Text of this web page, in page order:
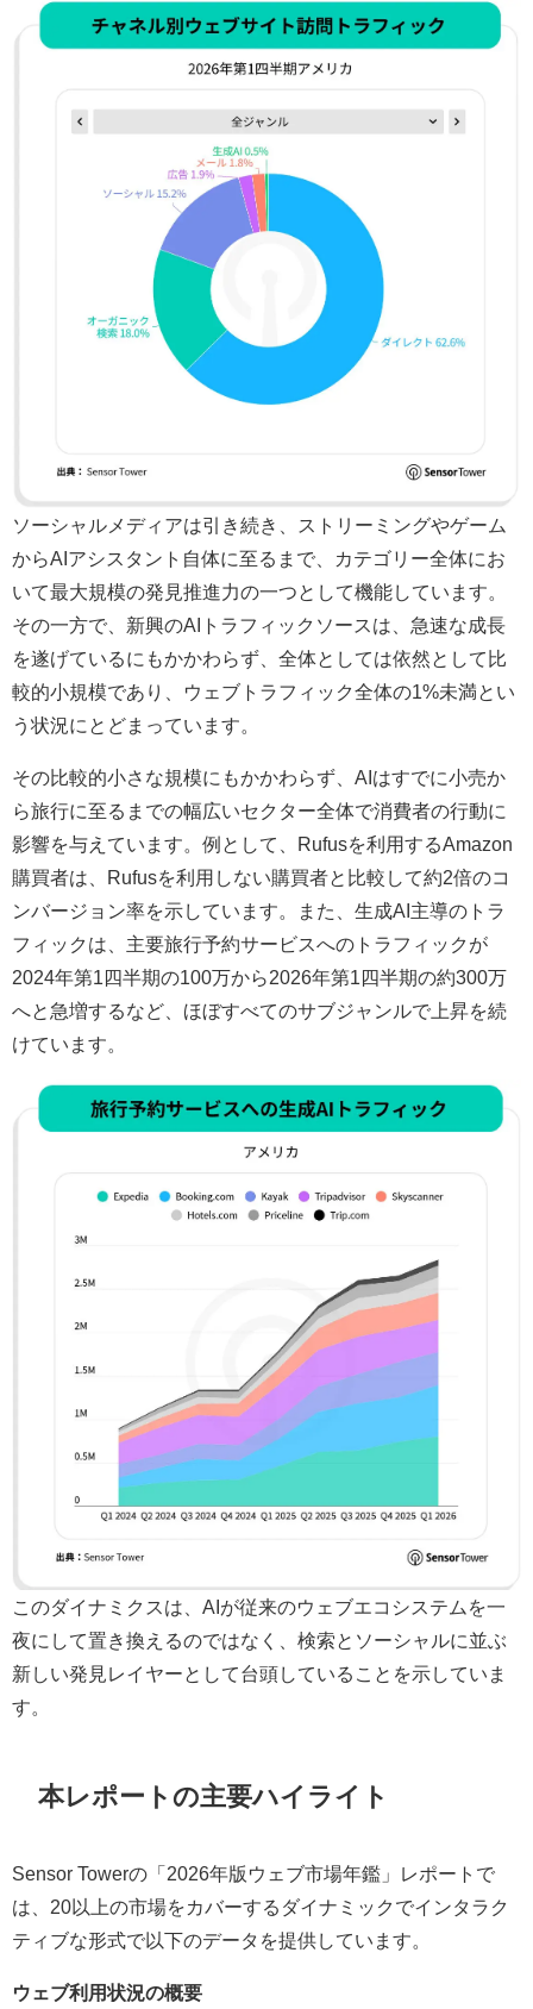
ソーシャルメディアは引き続き、ストリーミングやゲーム
からAIアシスタント自体に至るまで、カテゴリー全体にお
いて最大規模の発見推進力の一つとして機能しています。
その一方で、新興のAIトラフィックソースは、急速な成長
を遂げているにもかかわらず、全体としては依然として比
較的小規模であり、ウェブトラフィック全体の1%未満とい
う状況にとどまっています。
その比較的小さな規模にもかかわらず、AIはすでに小売か
ら旅行に至るまでの幅広いセクター全体で消費者の行動に
影響を与えています。例として、Rufusを利用するAmazon
購買者は、Rufusを利用しない購買者と比較して約2倍のコ
ンバージョン率を示しています。また、生成AI主導のトラ
フィックは、主要旅行予約サービスへのトラフィックが
2024年第1四半期の100万から2026年第1四半期の約300万
へと急増するなど、ほぼすべてのサブジャンルで上昇を続
けています。
このダイナミクスは、AIが従来のウェブエコシステムを一
夜にして置き換えるのではなく、検索とソーシャルに並ぶ
新しい発見レイヤーとして台頭していることを示していま
す。
本レポートの主要ハイライト
Sensor Towerの「2026年版ウェブ市場年鑑」レポートで
は、20以上の市場をカバーするダイナミックでインタラク
ティブな形式で以下のデータを提供しています。
ウェブ利用状況の概要